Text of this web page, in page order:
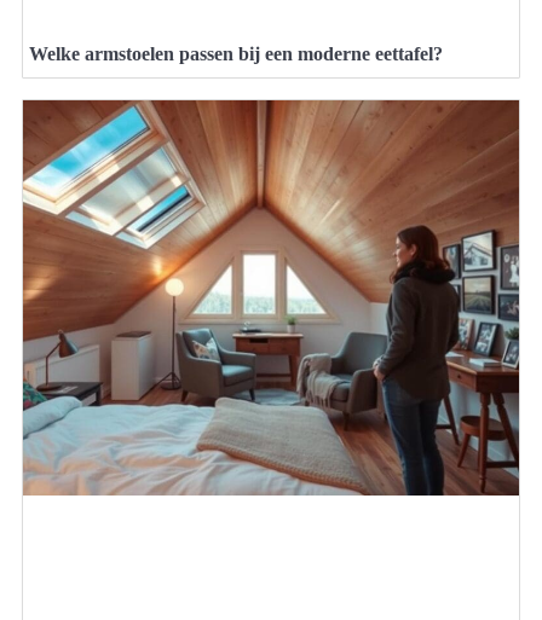
Welke armstoelen passen bij een moderne eettafel?